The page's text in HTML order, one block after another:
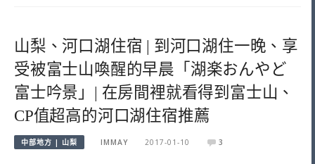
山梨、河口湖住宿 | 到河口湖住一晚、享
受被富士山喚醒的早晨「湖楽おんやど
富士吟景」| 在房間裡就看得到富士山、
CP值超高的河口湖住宿推薦
中部地方 | 山梨 IMMAY 2017-01-10 3